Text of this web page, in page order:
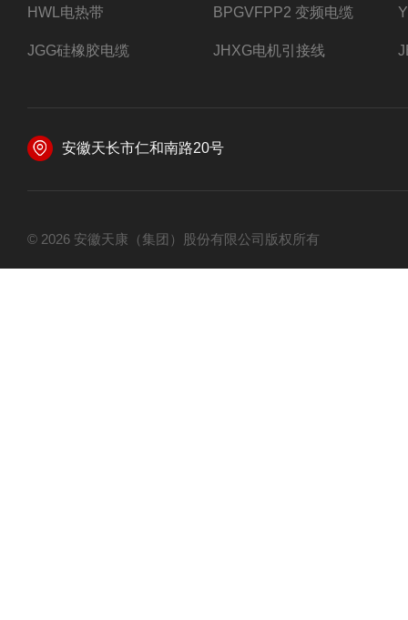
HWL电热带 BPGVFPP2 变频电缆
JGG硅橡胶电缆 JHXG电机引接线
安徽天长市仁和南路20号
© 2026 安徽天康（集团）股份有限公司版权所有